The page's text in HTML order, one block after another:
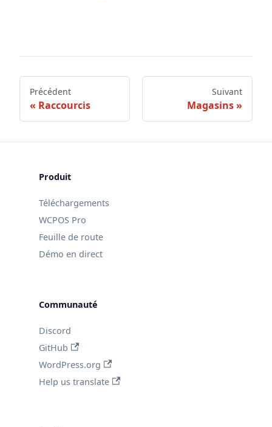
Précédent
Raccourcis
Suivant
Magasins
Produit
Téléchargements
WCPOS Pro
Feuille de route
Démo en direct
Communauté
Discord
GitHub
WordPress.org
Help us translate